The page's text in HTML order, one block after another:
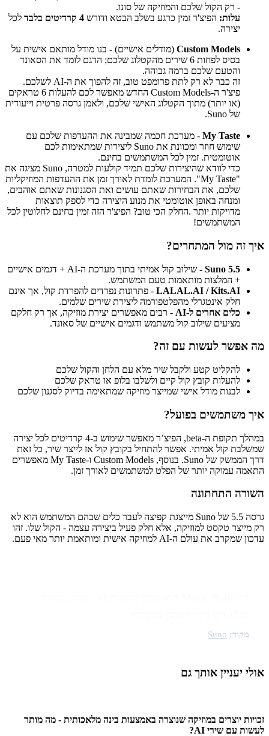
- רק הקול שלכם והמוזיקה של סונו.
עלות: הפיצ'ר זמין כרגע בשלב הבטא ודורש 4 קרדיטים בלבד
לכל
יצירה.
Custom Models (מודלים אישיים) - בנו מודל מותאם אישית על
בסיס לפחות 6 שירים מהקטלוג שלכם; הדגם לומד את הסאונד
והטעם שלכם ברמה גבוהה.
זה כבר לא רק לתת פרומפט טוב, זה להפוך את ה-AI לשלכם.
פיצ'ר ה-Custom Models החדש מאפשר לכם להעלות 6 טראקים
(או יותר) מתוך הקטלוג האישי שלכם, ולאמן גרסה פרטית וייעודית
של Suno.
My Taste - מערכת חכמה שמבינה את ההעדפות שלכם עם
שימוש חוזר ומכוונת את Suno ליצירות שמתאימות לכם
אוטומטית. זמין לכל המשתמשים בחינם.
כדי לוודא שהיצירות שלכם תמיד קולעות למטרה, Suno מציגה את
"My Taste". המערכת לומדת לאורך זמן את ההעדפות המוזיקליות
שלכם, את הבחירות שאתם עושים ואת הסגנונות שאתם אוהבים,
ומנחה באופן אוטומטי את מנוע היצירה כדי לספק תוצאות
מדויקות יותר .החלק הכי טוב? הפיצ'ר הזה זמין בחינם לחלוטין לכל
המשתמשים!
איך זה מול המתחרים?
Suno 5.5
- שילוב קול אמיתי בתוך מערכת ה-AI + דגמים אישיים
+ המלצות מותאמות טעם המשתמש.
LALAL.AI / Kits.AI - פתרונות נפרדים להפרדת קול, אך אינם
חלק אינטגרלי מהפלטפורמה ליצירת שירים שלמים.
כלים אחרים ל-AI
- רבים מאפשרים יצירת מוזיקה, אך רק חלקם
מציעים שילוב קול משתמש ודגמים אישיים של סאונד.
מה אפשר לעשות עם זה?
להקליט קטע ולקבל שיר מלא עם הלחן והקול שלכם
להעלות קובץ קול קיים ולשלבו בלופ או טראק שלכם
לבנות מודל אישי שמייצר מוזיקה שמתאימה בדיוק לסגנון שלכם
איך משתמשים בפועל?
במהלך תקופת ה-beta, הפיצ’ר מאפשר שימוש ב-4 קרדיטים לכל יצירה
שמשלבת קול אמיתי. אפשר להתחיל בקובץ קול אז לייצר שיר, כל זאת
דרך הממשק של Suno. בנוסף, Custom Models ו-My Taste מאפשרים
התאמה עמוקה יותר של הפלט למשתמשים לאורך זמן.
השורה התחתונה
גרסה 5.5 של Suno מייצגת קפיצה לעבר כלים שבהם המשתמש הוא לא
רק מייצר טקסט למוזיקה, אלא חלק פעיל ביצירה עצמה - הקול שלו. זהו
עדכון שמקרב את עולם ה-AI למוזיקה אישית ומותאמת יותר מאי פעם.
מקור: Suno
אולי יעניין אותך גם
זכויות יוצרים במוזיקה שנוצרה באמצעות בינה מלאכותית - מה מותר
לעשות עם שירי AI?